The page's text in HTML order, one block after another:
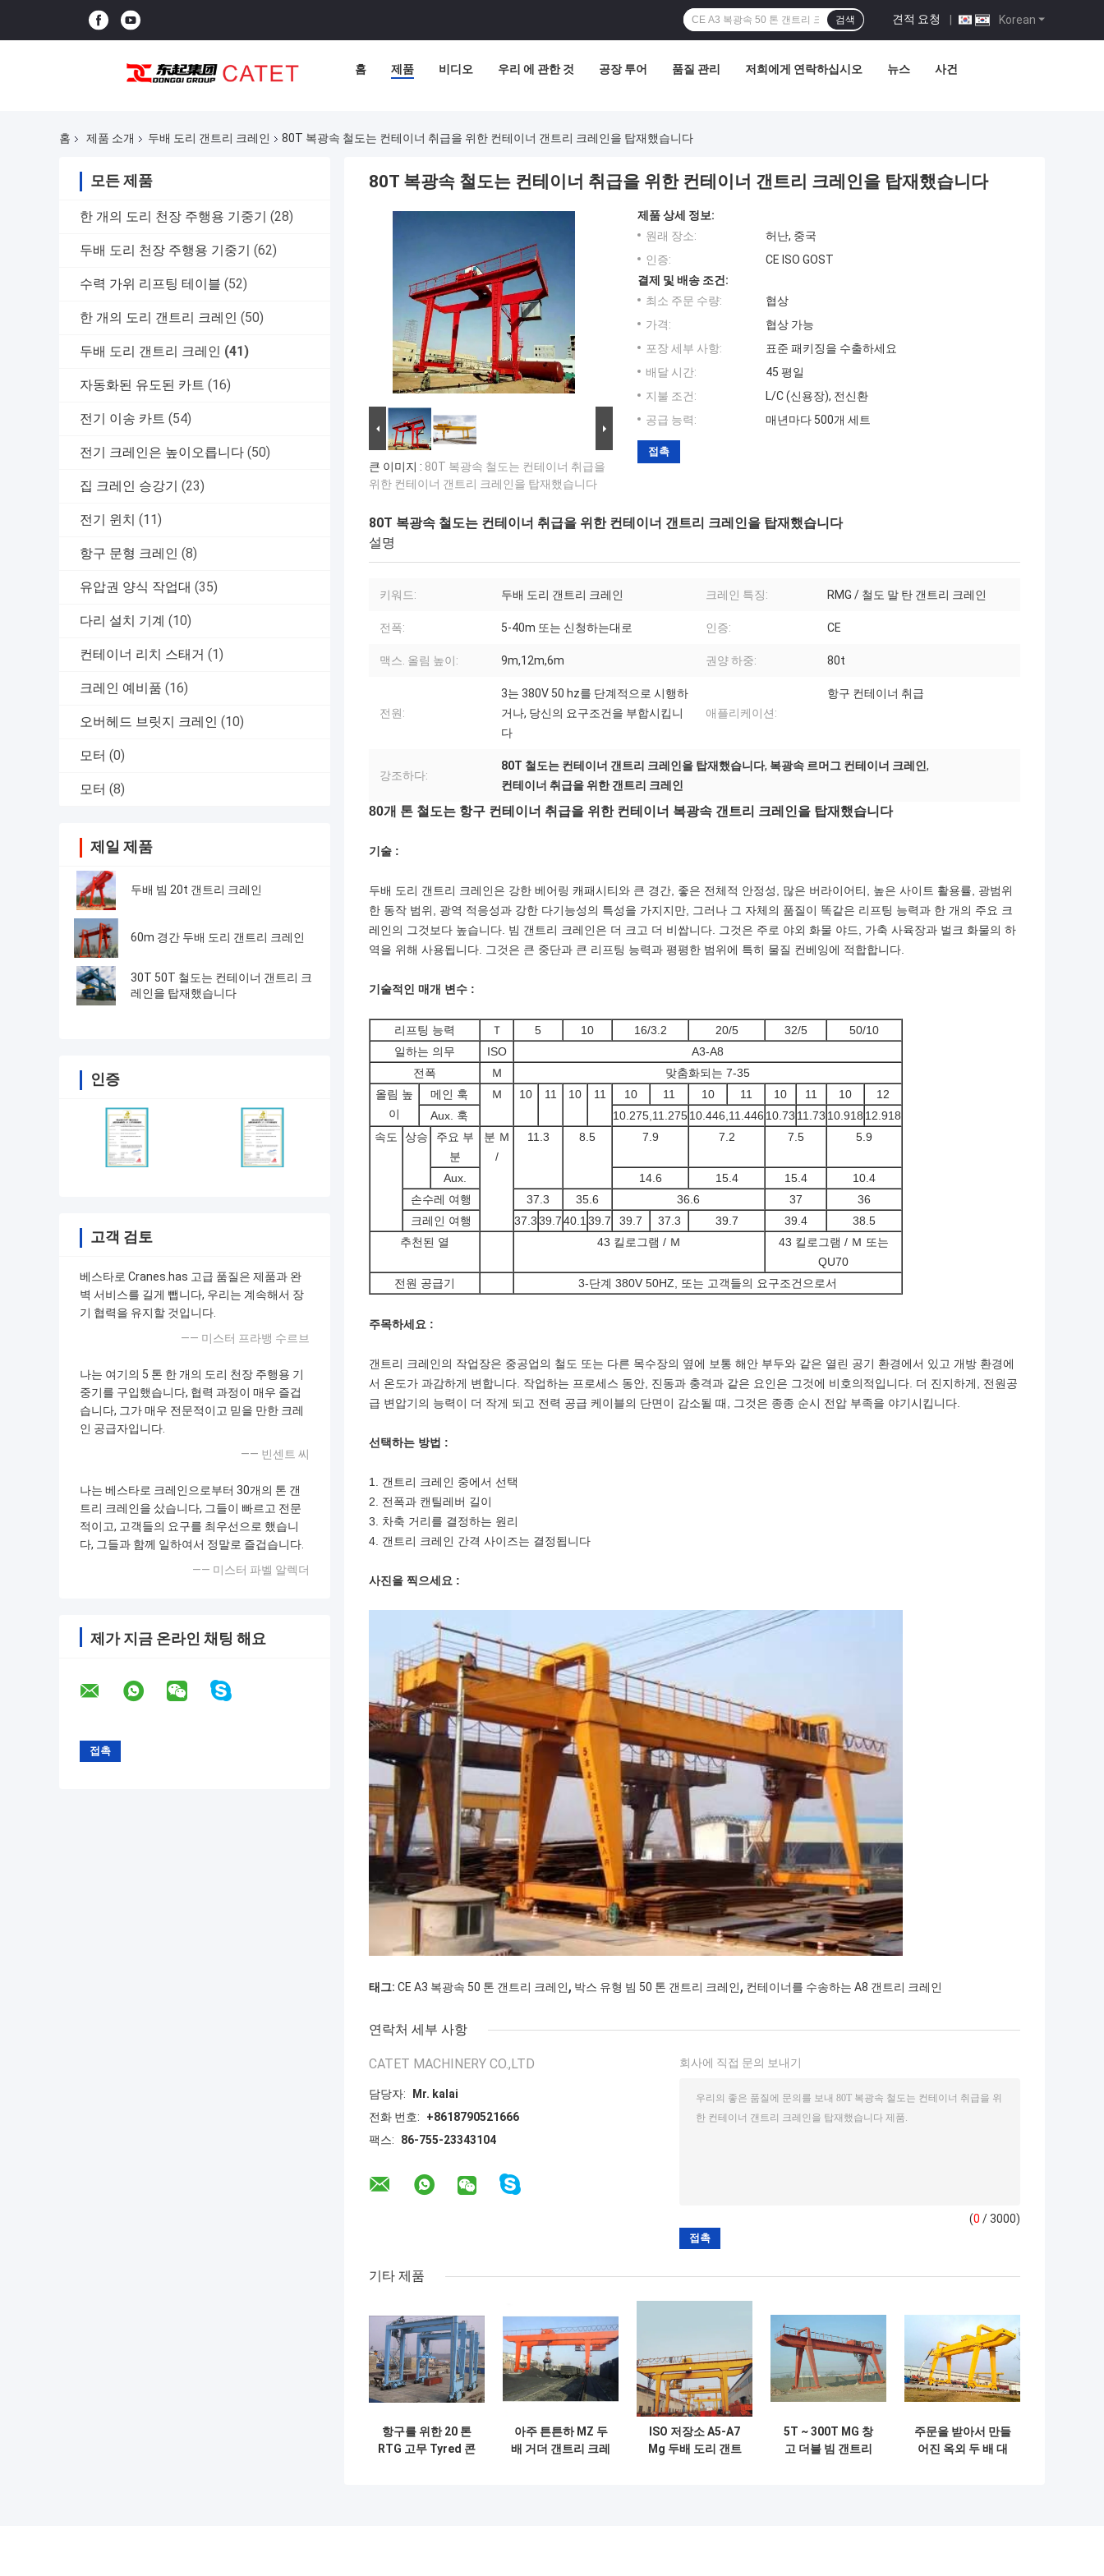
Korean
견적 요청 |
검색
홈 제품 비디오 우리 에 관한 것 공장 투어 품질 관리 저희에게 연락하십시오 뉴스 사건
홈 제품 소개 두배 도리 갠트리 크레인 80T 복광속 철도는 컨테이너 취급을 위한 컨테이너 갠트리 크레인을 탑재했습니다
모든 제품
한 개의 도리 천장 주행용 기중기 (28)
두배 도리 천장 주행용 기중기 (62)
수력 가위 리프팅 테이블 (52)
한 개의 도리 갠트리 크레인 (50)
두배 도리 갠트리 크레인 (41)
자동화된 유도된 카트 (16)
전기 이송 카트 (54)
전기 크레인은 높이오릅니다 (50)
집 크레인 승강기 (23)
전기 윈치 (11)
항구 문형 크레인 (8)
유압권 양식 작업대 (35)
다리 설치 기계 (10)
컨테이너 리치 스태거 (1)
크레인 예비품 (16)
오버헤드 브릿지 크레인 (10)
모터 (0)
모터 (8)
제일 제품
두배 빔 20t 갠트리 크레인
60m 경간 두배 도리 갠트리 크레인
30T 50T 철도는 컨테이너 갠트리 크
레인을 탑재했습니다
인증
고객 검토
베스타로 Cranes.has 고급 품질은 제품과 완
벽 서비스를 길게 뺍니다, 우리는 계속해서 장
기 협력을 유지할 것입니다.
—— 미스터 프라뱅 수르브
나는 여기의 5 톤 한 개의 도리 천장 주행용 기
중기를 구입했습니다, 협력 과정이 매우 즐겁
습니다, 그가 매우 전문적이고 믿을 만한 크레
인 공급자입니다.
—— 빈센트 씨
나는 베스타로 크레인으로부터 30개의 톤 갠
트리 크레인을 샀습니다, 그들이 빠르고 전문
적이고, 고객들의 요구를 최우선으로 했습니
다, 그들과 함께 일하여서 정말로 즐겁습니다.
—— 미스터 파벨 알렉더
제가 지금 온라인 채팅 해요
80T 복광속 철도는 컨테이너 취급을 위한 컨테이너 갠트리 크레인을 탑재했습니다
큰 이미지 : 80T 복광속 철도는 컨테이너 취급을
위한 컨테이너 갠트리 크레인을 탑재했습니다
제품 상세 정보:
원래 장소:
허난, 중국
인증:
CE ISO GOST
결제 및 배송 조건:
최소 주문 수량:
협상
가격:
협상 가능
포장 세부 사항:
표준 패키징을 수출하세요
배달 시간:
45 평일
지불 조건:
L/C (신용장), 전신환
공급 능력:
매년마다 500개 세트
접촉
80T 복광속 철도는 컨테이너 취급을 위한 컨테이너 갠트리 크레인을 탑재했습니다
설명
키워드: 두배 도리 갠트리 크레인 크레인 특징: RMG / 철도 말 탄 갠트리 크레인
전폭: 5-40m 또는 신청하는대로 인증: CE
맥스. 올림 높이: 9m,12m,6m 권양 하중: 80t
전원:
3는 380V 50 hz를 단계적으로 시행하
거나, 당신의 요구조건을 부합시킵니
다
애플리케이션:
항구 컨테이너 취급
강조하다:
80T 철도는 컨테이너 갠트리 크레인을 탑재했습니다, 복광속 르머그 컨테이너 크레인,
컨테이너 취급을 위한 갠트리 크레인
80개 톤 철도는 항구 컨테이너 취급을 위한 컨테이너 복광속 갠트리 크레인을 탑재했습니다
기술 :
두배 도리 갠트리 크레인은 강한 베어링 캐패시티와 큰 경간, 좋은 전체적 안정성, 많은 버라이어티, 높은 사이트 활용률, 광범위
한 동작 범위, 광역 적응성과 강한 다기능성의 특성을 가지지만, 그러나 그 자체의 품질이 똑같은 리프팅 능력과 한 개의 주요 크
레인의 그것보다 높습니다. 빔 갠트리 크레인은 더 크고 더 비쌉니다. 그것은 주로 야외 화물 야드, 가축 사육장과 벌크 화물의 하
역을 위해 사용됩니다. 그것은 큰 중단과 큰 리프팅 능력과 평평한 범위에 특히 물질 컨베잉에 적합합니다.
기술적인 매개 변수 :
리프팅 능력 Ｔ 5 10 16/3.2 20/5 32/5
50/10
일하는 의무
ISO
A3-A8
전폭
Ｍ
맞춤화되는 7-35
올림 높
이
메인 훅 Ｍ 10 11 10 11 10 11 10 11 10 11 10
12
Aux. 훅
10.275,11.27510.446,11.446 10.73 11.73 10.918 12.918
속도
상승
주요 부
분
분 Ｍ
/
11.3 8.5 7.9 7.2 7.5 5.9
Aux. 14.6 15.4 15.4
10.4
손수레 여행
37.3 35.6 36.6 37
36
크레인 여행
37.339.740.139.7 39.7 37.3 39.7 39.4
38.5
추천된 열
43 킬로그램 / Ｍ
43 킬로그램 / Ｍ 또는
QU70
전원 공급기
3-단계 380V 50HZ, 또는 고객들의 요구조건으로서
주목하세요 :
갠트리 크레인의 작업장은 중공업의 철도 또는 다른 목수장의 옆에 보통 해안 부두와 같은 열린 공기 환경에서 있고 개방 환경에
서 온도가 과감하게 변합니다. 작업하는 프로세스 동안, 진동과 충격과 같은 요인은 그것에 비호의적입니다. 더 진지하게, 전원공
급 변압기의 능력이 더 작게 되고 전력 공급 케이블의 단면이 감소될 때, 그것은 종종 순시 전압 부족을 야기시킵니다.
선택하는 방법 :
1. 갠트리 크레인 중에서 선택
2. 전폭과 캔틸레버 길이
3. 차축 거리를 결정하는 원리
4. 갠트리 크레인 간격 사이즈는 결정됩니다
사진을 찍으세요 :
태그: CE A3 복광속 50 톤 갠트리 크레인, 박스 유형 빔 50 톤 갠트리 크레인, 컨테이너를 수송하는 A8 갠트리 크레인
연락처 세부 사항
CATET MACHINERY CO.,LTD
담당자:
Mr. kalai
전화 번호:
+8618790521666
팩스:
86-755-23343104
회사에 직접 문의 보내기
(0 / 3000)
기타 제품
항구를 위한 20 톤
RTG 고무 Tyred 콘
아주 튼튼하 MZ 두
배 거더 갠트리 크레
ISO 저장소 A5-A7
Mg 두배 도리 갠트
5T ~ 300T MG 창
고 더블 빔 갠트리
주문을 받아서 만들
어진 옥외 두 배 대